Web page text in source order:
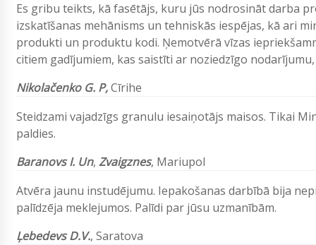
Es gribu teikts, kā fasētājs, kuru jūs nodrosināt darba
izskatīšanas mehānisms un tehniskās iespējas, kā ari
produkti un produktu kodi. Ņemotvērā vīzas
citiem gadījumiem, kas saistīti ar noziedzīgo
Nikolačenko G. P,Cīrihe
Steidzami vajadzīgs granulu iesaiņotājs maisos. Tikai
paldies.
Baranovs I. Un, Zvaigznes, Mariupol
Atvēra jaunu instudējumu. Iepakošanas darbībā bija
palīdzēja meklejumos. Palīdi par jūsu uzmanībām.
Ļebedevs D.V., Saratova